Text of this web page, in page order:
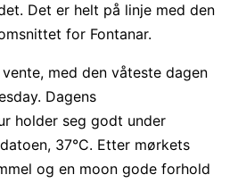
Det er helt på linje med den
for Fontanar.
med den våteste dagen
Dagens
holder seg godt under
37°C. Etter mørkets
og en moon gode forhold